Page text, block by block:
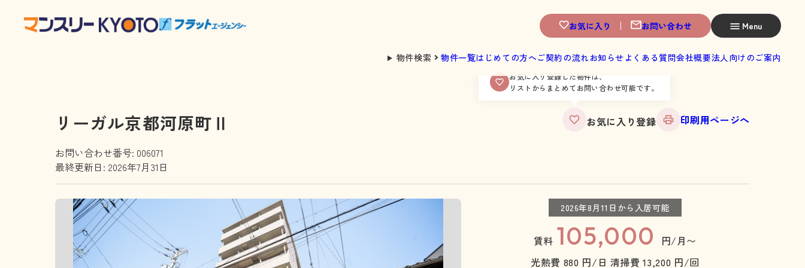
お気に入り お問い合わせ Menu
物件検索 物件一覧はじめての方へご契約の流れ お知らせ よくある質問会社概要法人向けのご案内
リーガル京都河原町Ⅱ
お問い合わせ番号: 006071
最終更新日: 2026年7月31日
お気に入り登録した物件は、
リストからまとめてお問い合わせ可能です。
お気に入り登録 印刷用ページへ
2026年8月11日から入居可能
賃料 105,000
円/月〜
光熱費 880 円/日 清掃費 13,200 円/回